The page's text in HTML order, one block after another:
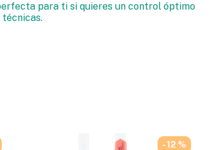
para ti si quieres un control óptimo
- 12 %